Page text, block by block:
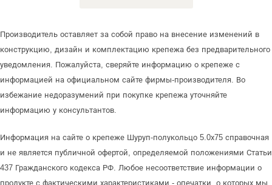
Производитель оставляет за собой право на внесение изменений в
конструкцию, дизайн и комплектацию крепежа без предварительного
уведомления. Пожалуйста, сверяйте информацию о крепеже с
информацией на официальном сайте фирмы-производителя. Во
избежание недоразумений при покупке крепежа уточняйте
информацию у консультантов.
Информация на сайте о крепеже Шуруп-полукольцо 5.0х75 справочная
и не является публичной офертой, определяемой положениями Статьи
437 Гражданского кодекса РФ. Любое несоответствие информации о
продукте с фактическими характеристиками - опечатки, о которых мы